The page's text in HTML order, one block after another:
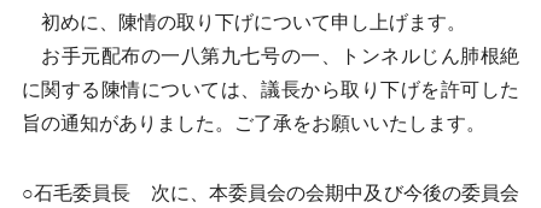
初めに、陳情の取り下げについて申し上げます。
お手元配布の一八第九七号の一、トンネルじん肺根絶
に関する陳情については、議長から取り下げを許可した
旨の通知がありました。ご了承をお願いいたします。
○石毛委員長 次に、本委員会の会期中及び今後の委員会